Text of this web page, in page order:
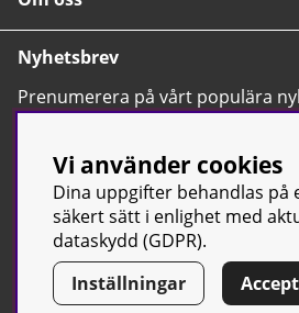
Nyhetsbrev
Prenumerera på vårt populära
tips, nyheter och våra allra bästa
© Sport & Gym Butiken JTC AB |
| Org.nr: 556668-7058 | Tel: 0500-42 87 00
Vi använder cookies
Dina uppgifter behandlas på
säkert sätt i enlighet med
dataskydd (GDPR).
Inställningar